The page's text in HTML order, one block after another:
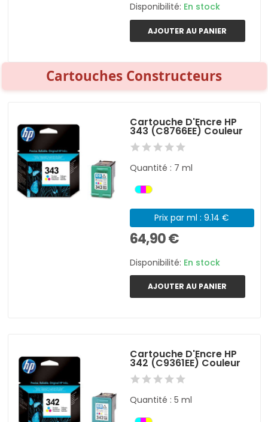
Disponibilité: En stock
AJOUTER AU PANIER
Cartouches Constructeurs
Cartouche D'Encre HP
343 (C8766EE) Couleur
Quantité : 7 ml
Prix par ml : 9.14 €
64,90 €
Disponibilité: En stock
AJOUTER AU PANIER
Cartouche D'Encre HP
342 (C9361EE) Couleur
Quantité : 5 ml